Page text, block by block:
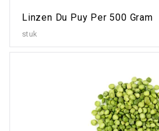
Linzen Du Puy Per 500 Gram
stuk